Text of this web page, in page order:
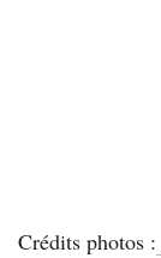
Crédits photos :